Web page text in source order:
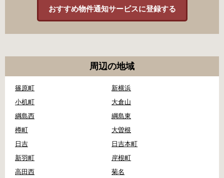
おすすめ物件通知サービスに登録する
周辺の地域
篠原町
新横浜
小机町
大倉山
綱島西
綱島東
樽町
大曽根
日吉
日吉本町
新羽町
岸根町
高田西
菊名